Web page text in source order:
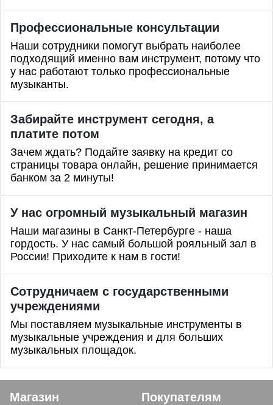
Профессиональные консультации
Наши сотрудники помогут выбрать наиболее
подходящий именно вам инструмент, потому что
у нас работают только профессиональные
музыканты.
Забирайте инструмент сегодня, а
платите потом
Зачем ждать? Подайте заявку на кредит со
страницы товара онлайн, решение принимается
банком за 2 минуты!
У нас огромный музыкальный магазин
Наши магазины в Санкт-Петербурге - наша
гордость. У нас самый большой рояльный зал в
России! Приходите к нам в гости!
Сотрудничаем с государственными
учреждениями
Мы поставляем музыкальные инструменты в
музыкальные учреждения и для больших
музыкальных площадок.
Магазин Покупателям